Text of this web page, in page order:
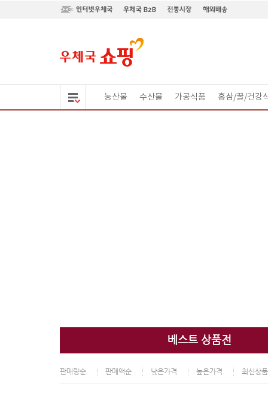
농산물 수산물 가공식품 홍삼/꿀/건강
베스트 상품전
판매량순 판매액순 낮은가격 높은가격 최신상품